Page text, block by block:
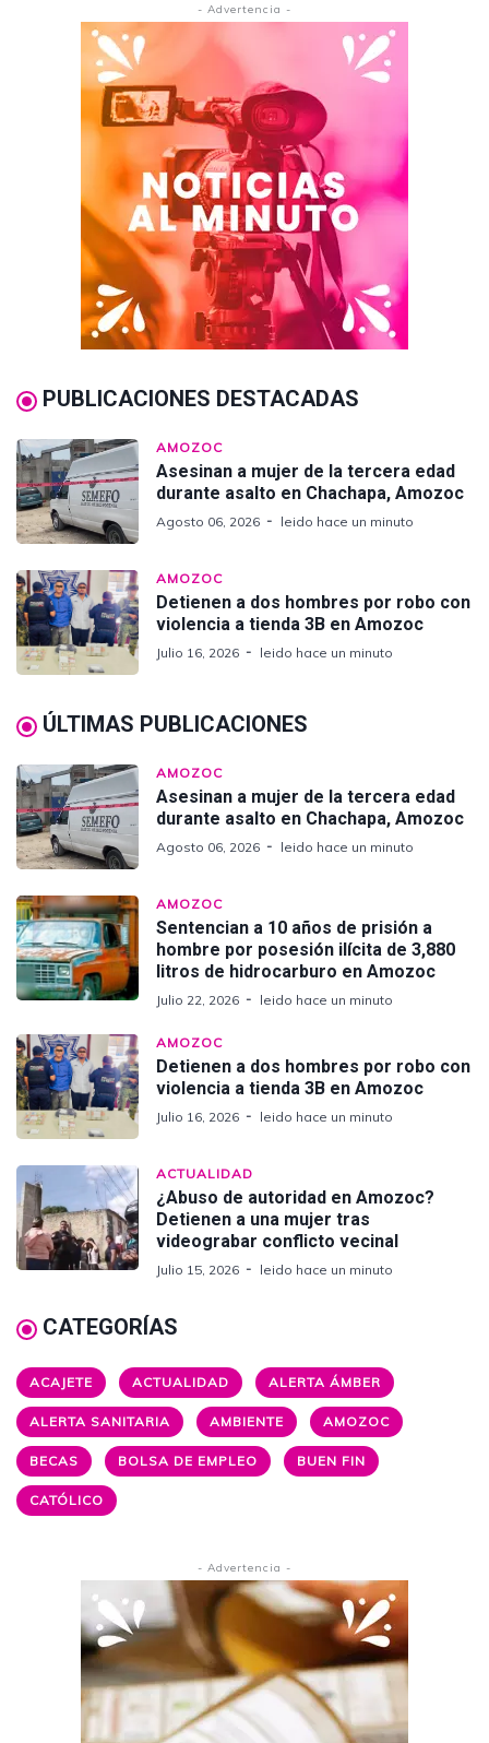
- Advertencia -
PUBLICACIONES DESTACADAS
AMOZOC
Asesinan a mujer de la tercera edad
durante asalto en Chachapa, Amozoc
Agosto 06, 2026 leido hace un minuto
AMOZOC
Detienen a dos hombres por robo con
violencia a tienda 3B en Amozoc
Julio 16, 2026 leido hace un minuto
ÚLTIMAS PUBLICACIONES
AMOZOC
Asesinan a mujer de la tercera edad
durante asalto en Chachapa, Amozoc
Agosto 06, 2026 leido hace un minuto
AMOZOC
Sentencian a 10 años de prisión a
hombre por posesión ilícita de 3,880
litros de hidrocarburo en Amozoc
Julio 22, 2026 leido hace un minuto
AMOZOC
Detienen a dos hombres por robo con
violencia a tienda 3B en Amozoc
Julio 16, 2026 leido hace un minuto
ACTUALIDAD
¿Abuso de autoridad en Amozoc?
Detienen a una mujer tras
videograbar conflicto vecinal
Julio 15, 2026 leido hace un minuto
CATEGORÍAS
ACAJETE ACTUALIDAD ALERTA ÁMBER
ALERTA SANITARIA AMBIENTE AMOZOC
BECAS BOLSA DE EMPLEO BUEN FIN
CATÓLICO
- Advertencia -